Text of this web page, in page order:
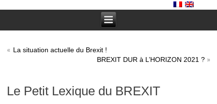
« La situation actuelle du Brexit !
BREXIT DUR à L’HORIZON 2021 ?»
Le Petit Lexique du BREXIT